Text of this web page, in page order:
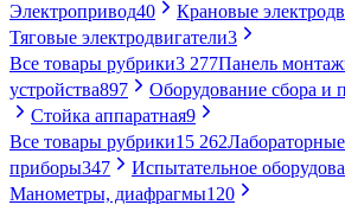
Электропривод40 Крановые
Тяговые электродвигатели3
Все товары рубрики3 277Панель
устройства897 Оборудование сбора
Стойка аппаратная9
Все товары рубрики15 262
приборы347 Испытательное
Манометры, диафрагмы120